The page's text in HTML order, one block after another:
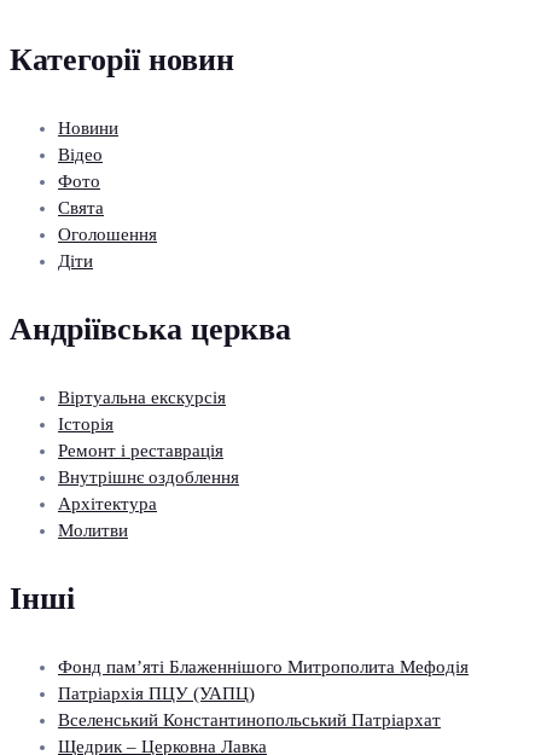
Категорії новин
Новини
Відео
Фото
Свята
Оголошення
Діти
Андріївська церква
Віртуальна екскурсія
Історія
Ремонт і реставрація
Внутрішнє оздоблення
Архітектура
Молитви
Інші
Фонд пам’яті Блаженнішого Митрополита Мефодія
Патріархія ПЦУ (УАПЦ)
Вселенський Константинопольський Патріархат
Щедрик – Церковна Лавка